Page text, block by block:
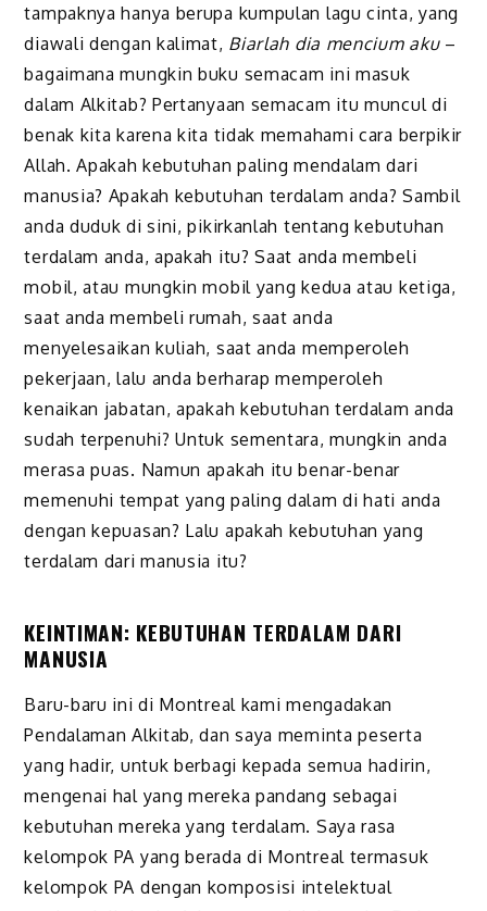
tampaknya hanya berupa kumpulan lagu cinta, yang
diawali dengan kalimat, Biarlah dia mencium aku –
bagaimana mungkin buku semacam ini masuk
dalam Alkitab? Pertanyaan semacam itu muncul di
benak kita karena kita tidak memahami cara berpikir
Allah. Apakah kebutuhan paling mendalam dari
manusia? Apakah kebutuhan terdalam anda? Sambil
anda duduk di sini, pikirkanlah tentang kebutuhan
terdalam anda, apakah itu? Saat anda membeli
mobil, atau mungkin mobil yang kedua atau ketiga,
saat anda membeli rumah, saat anda
menyelesaikan kuliah, saat anda memperoleh
pekerjaan, lalu anda berharap memperoleh
kenaikan jabatan, apakah kebutuhan terdalam anda
sudah terpenuhi? Untuk sementara, mungkin anda
merasa puas. Namun apakah itu benar-benar
memenuhi tempat yang paling dalam di hati anda
dengan kepuasan? Lalu apakah kebutuhan yang
terdalam dari manusia itu?
KEINTIMAN: KEBUTUHAN TERDALAM DARI
MANUSIA
Baru-baru ini di Montreal kami mengadakan
Pendalaman Alkitab, dan saya meminta peserta
yang hadir, untuk berbagi kepada semua hadirin,
mengenai hal yang mereka pandang sebagai
kebutuhan mereka yang terdalam. Saya rasa
kelompok PA yang berada di Montreal termasuk
kelompok PA dengan komposisi intelektual